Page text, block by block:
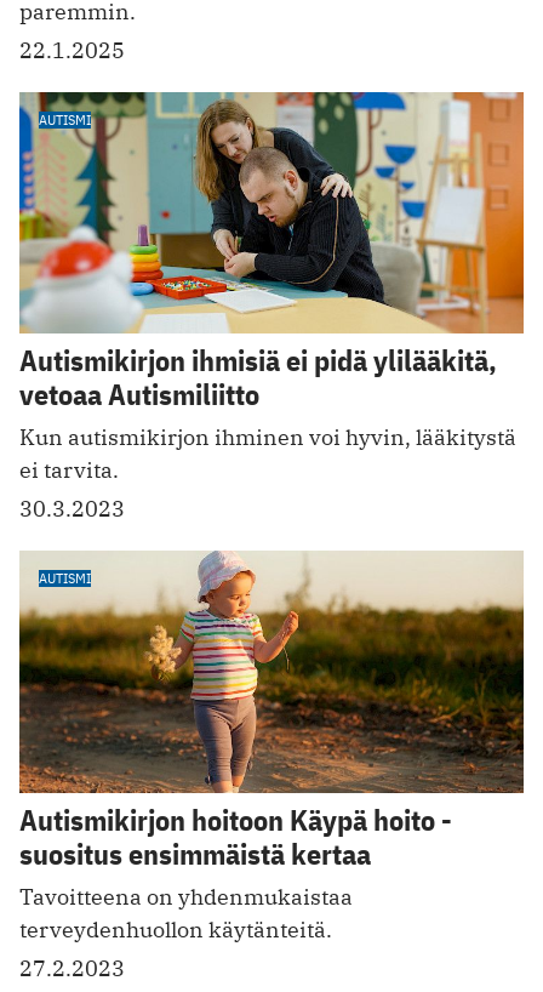
paremmin.
22.1.2025
AUTISMI
Autismikirjon ihmisiä ei pidä ylilääkitä,
vetoaa Autismiliitto
Kun autismikirjon ihminen voi hyvin, lääkitystä
ei tarvita.
30.3.2023
AUTISMI
Autismikirjon hoitoon Käypä hoito -
suositus ensimmäistä kertaa
Tavoitteena on yhdenmukaistaa
terveydenhuollon käytänteitä.
27.2.2023